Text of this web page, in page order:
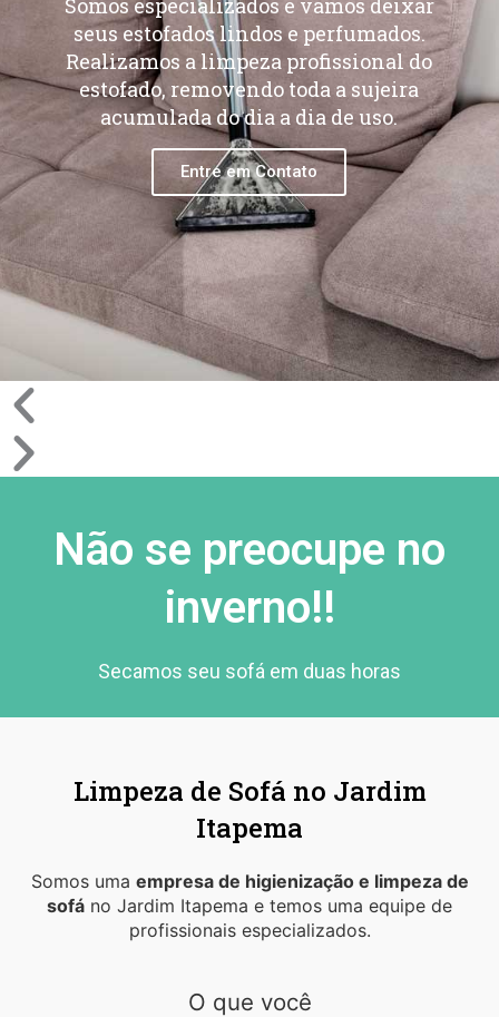
seus estofados lindos e perfumados.
Realizamos a limpeza profissional do
estofado, removendo toda a sujeira
acumulada do dia a dia de uso.
Entre em Contato
Não se preocupe no
inverno!!
Secamos seu sofá em duas horas
Limpeza de Sofá no Jardim
Itapema
Somos uma empresa de higienização e limpeza de
sofá no Jardim Itapema e temos uma equipe de
profissionais especializados.
O que você